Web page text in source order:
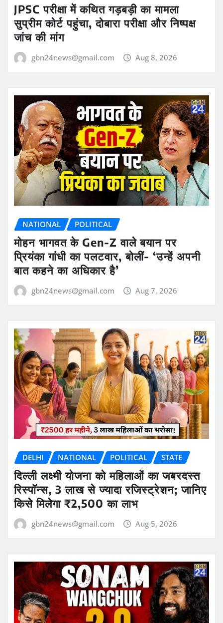
JPSC परीक्षा में कथित गड़बड़ी का मामला
सुप्रीम कोर्ट पहुंचा, दोबारा परीक्षा और निष्पक्ष
जांच की मांग
gbn24news@gmail.com Aug 8, 2026
NATIONAL POLITICAL
मोहन भागवत के Gen-Z वाले बयान पर
प्रियंका गांधी का पलटवार, बोलीं- ‘उन्हें अपनी
बात कहने का अधिकार है’
gbn24news@gmail.com Aug 7, 2026
DELHI NATIONAL POLITICAL STATE
दिल्ली लक्ष्मी योजना को महिलाओं का जबरदस्त
रिस्पॉन्स, 3 लाख से ज्यादा रजिस्ट्रेशन; जानिए
किसे मिलेगा ₹2,500 का लाभ
gbn24news@gmail.com Aug 5, 2026